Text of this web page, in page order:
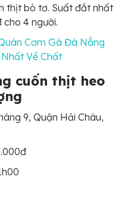
thịt bò tơ. Suất đắt nhất
cho 4 người.
Cơm Gà Đà Nẵng
Về Chất
cuốn thịt heo
9, Quận Hải Châu,